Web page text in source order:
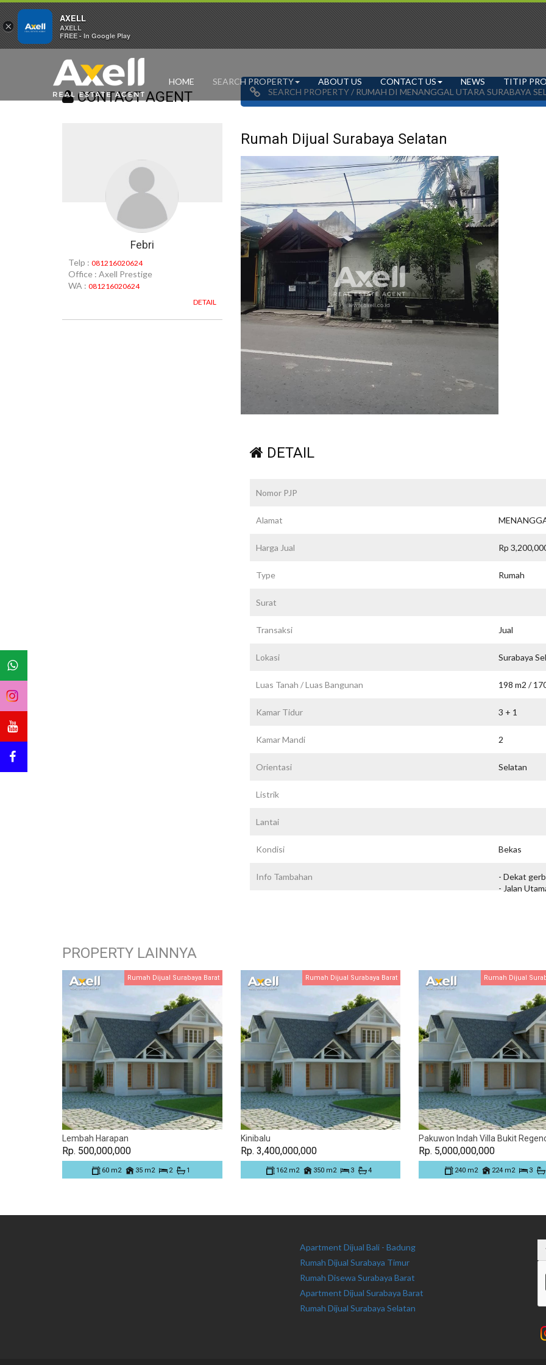
HOME
SEARCH PROPERTY ABOUT US CONTACT US NEWS TITIP
SEARCH PROPERTY/ RUMAH DI MENANGGAL UTARA SURABAYA
Rumah Dijual Surabaya Selatan
DETAIL
Nomor PJP
Alamat
Harga Jual Rp
Type Rumah
Surat
Transaksi Jual
Lokasi Surabaya
Luas Tanah / Luas Bangunan 198 m2 /
Kamar Tidur 3 + 1
Kamar Mandi 2
Orientasi Selatan
Listrik
Lantai
Kondisi Bekas
Info Tambahan
- Dekat
- Jalan
CONTACT AGENT
Febri
Telp : 081216020624
Office : Axell Prestige
WA : 081216020624
DETAIL
PROPERTY LAINNYA
Rumah Dijual Surabaya Barat
Lembah Harapan
Rp. 500,000,000
60 m2 35 m2 2 1
Rumah Dijual Surabaya Barat
Kinibalu
Rp. 3,400,000,000
162 m2 350 m2 3 4
Rumah Dijual
Pakuwon Indah Villa Bukit
Rp. 5,000,000,000
240 m2 224 m2 3
Apartment Dijual Bali - Badung
Rumah Dijual Surabaya Timur
Rumah Disewa Surabaya Barat
Apartment Dijual Surabaya Barat
Rumah Dijual Surabaya Selatan
×
AXELL
AXELL
FREE - In Google Play